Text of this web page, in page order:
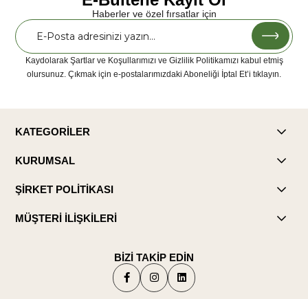
Haberler ve özel fırsatlar için
Kaydolarak Şartlar ve Koşullarımızı ve Gizlilik Politikamızı kabul etmiş
olursunuz. Çıkmak için e-postalarımızdaki Aboneliği İptal Et’i tıklayın.
KATEGORİLER
KURUMSAL
ŞİRKET POLİTİKASI
MÜŞTERİ İLİŞKİLERİ
BİZİ TAKİP EDİN